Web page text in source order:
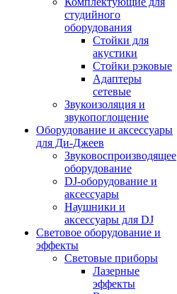
студийного
оборудования
Стойки для
акустики
Стойки рэковые
Адаптеры
сетевые
Звукоизоляция и
звукопоглощение
Оборудование и аксессуары
для Ди-Джеев
Звуковоспроизводящее
оборудование
DJ-оборудование и
аксессуары
Наушники и
аксессуары для DJ
Световое оборудование и
эффекты
Световые приборы
Лазерные
эффекты